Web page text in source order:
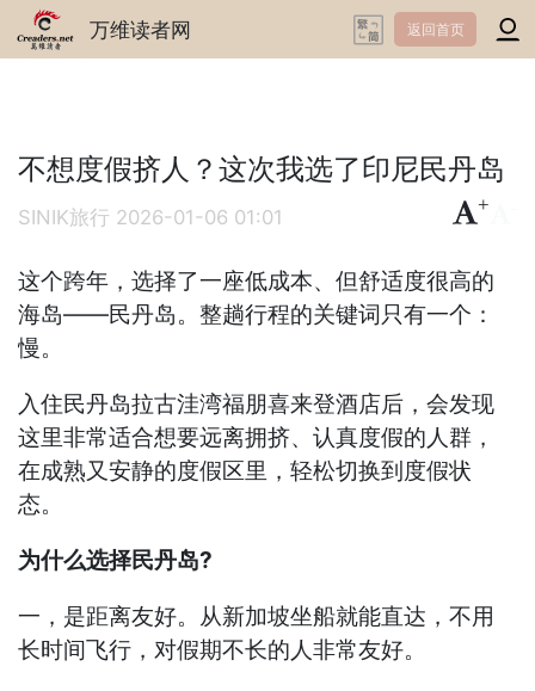
万维读者网 返回首页
不想度假挤人？这次我选了印尼民丹岛
SINIK旅行 2026-01-06 01:01
+
这个跨年，选择了一座低成本、但舒适度很高的
海岛——民丹岛。整趟行程的关键词只有一个：
慢。
入住民丹岛拉古洼湾福朋喜来登酒店后，会发现
这里非常适合想要远离拥挤、认真度假的人群，
在成熟又安静的度假区里，轻松切换到度假状
态。
为什么选择民丹岛?
一，是距离友好。从新加坡坐船就能直达，不用
长时间飞行，对假期不长的人非常友好。